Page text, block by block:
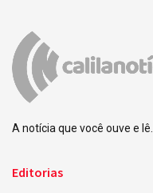
A notícia que você ouve e lê.
Editorias